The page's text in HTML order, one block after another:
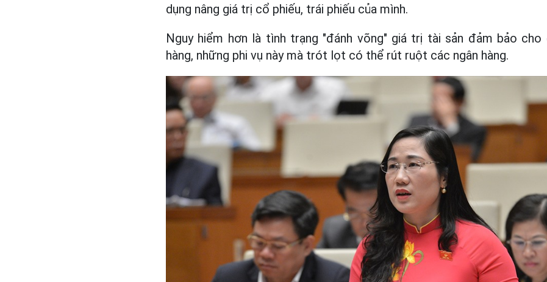
dụng nâng giá trị cổ phiếu, trái phiếu của mình.
Nguy hiểm hơn là tình trạng "đánh võng" giá trị tài sản đảm bảo cho
hàng, những phi vụ này mà trót lọt có thể rút ruột các ngân hàng.